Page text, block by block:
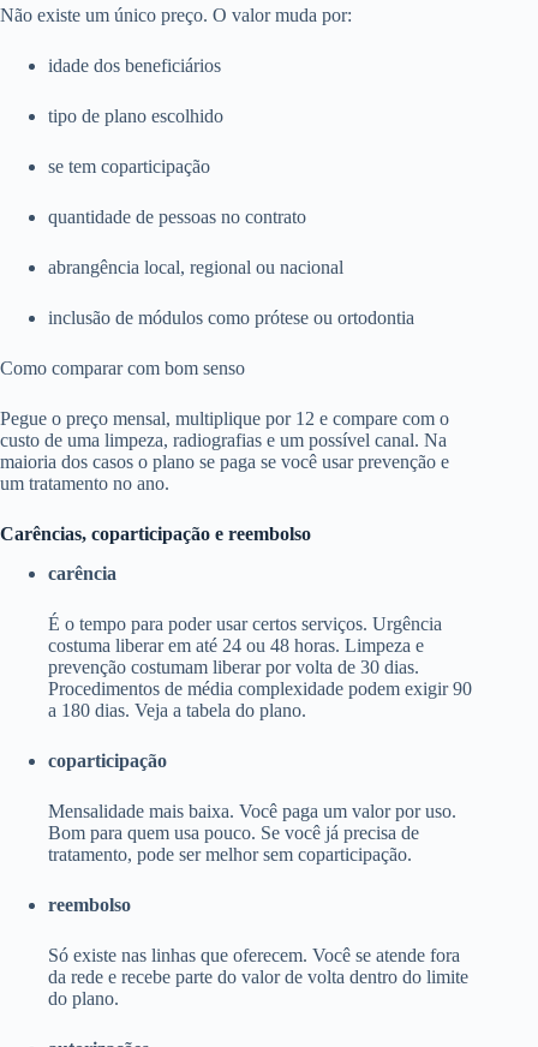
Não existe um único preço. O valor muda por:
idade dos beneficiários
tipo de plano escolhido
se tem coparticipação
quantidade de pessoas no contrato
abrangência local, regional ou nacional
inclusão de módulos como prótese ou ortodontia
Como comparar com bom senso
Pegue o preço mensal, multiplique por 12 e compare com o
custo de uma limpeza, radiografias e um possível canal. Na
maioria dos casos o plano se paga se você usar prevenção e
um tratamento no ano.
Carências, coparticipação e reembolso
carência
É o tempo para poder usar certos serviços. Urgência
costuma liberar em até 24 ou 48 horas. Limpeza e
prevenção costumam liberar por volta de 30 dias.
Procedimentos de média complexidade podem exigir 90
a 180 dias. Veja a tabela do plano.
coparticipação
Mensalidade mais baixa. Você paga um valor por uso.
Bom para quem usa pouco. Se você já precisa de
tratamento, pode ser melhor sem coparticipação.
reembolso
Só existe nas linhas que oferecem. Você se atende fora
da rede e recebe parte do valor de volta dentro do limite
do plano.